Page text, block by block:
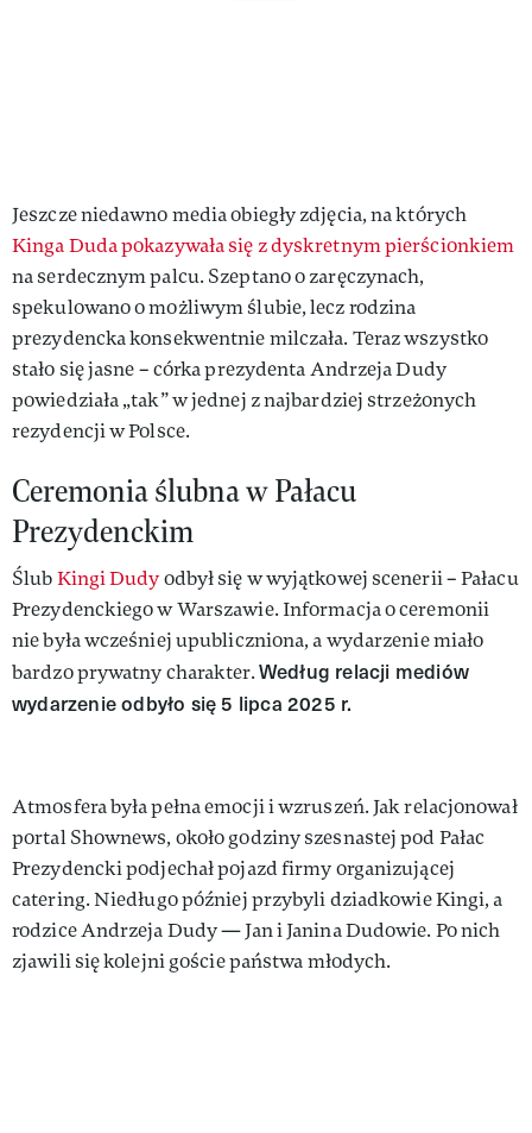
Jeszcze niedawno media obiegły zdjęcia, na których
Kinga Duda pokazywała się z dyskretnym pierścionkiem
na serdecznym palcu. Szeptano o zaręczynach,
spekulowano o możliwym ślubie, lecz rodzina
prezydencka konsekwentnie milczała. Teraz wszystko
stało się jasne – córka prezydenta Andrzeja Dudy
powiedziała „tak” w jednej z najbardziej strzeżonych
rezydencji w Polsce.
Ceremonia ślubna w Pałacu
Prezydenckim
ŚlubKingi Dudyodbył się w wyjątkowej scenerii – Pałacu
Prezydenckiego w Warszawie. Informacja o ceremonii
nie była wcześniej upubliczniona, a wydarzenie miało
bardzo prywatny charakter.Według relacji mediów
wydarzenie odbyło się 5 lipca 2025 r.
Atmosfera była pełna emocji i wzruszeń. Jak relacjonował
portal Shownews, około godziny szesnastej pod Pałac
Prezydencki podjechał pojazd firmy organizującej
catering. Niedługo później przybyli dziadkowie Kingi, a
rodzice Andrzeja Dudy — Jan i Janina Dudowie. Po nich
zjawili się kolejni goście państwa młodych.